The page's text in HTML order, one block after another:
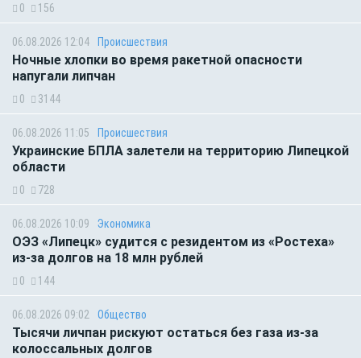
0 156
06.08.2026 12:04 Происшествия
Ночные хлопки во время ракетной опасности
напугали липчан
0 3144
06.08.2026 11:05 Происшествия
Украинские БПЛА залетели на территорию Липецкой
области
0 728
06.08.2026 10:09 Экономика
ОЭЗ «Липецк» судится с резидентом из «Ростеха»
из-за долгов на 18 млн рублей
0 144
06.08.2026 09:02 Общество
Тысячи личпан рискуют остаться без газа из-за
колоссальных долгов